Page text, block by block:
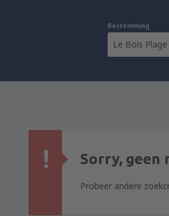
Bestemming
Sorry, geen
Probeer andere